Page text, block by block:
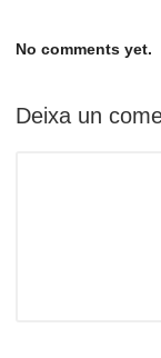
No comments yet.
Deixa un